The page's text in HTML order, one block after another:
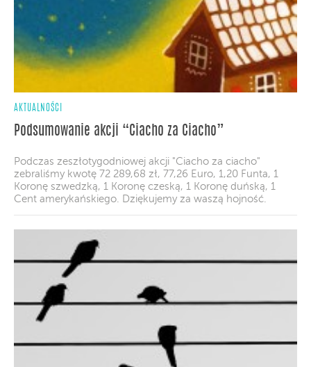
AKTUALNOŚCI
Podsumowanie akcji “Ciacho za Ciacho”
Podczas zeszłotygodniowej akcji "Ciacho za ciacho"
zebraliśmy kwotę 72 289,68 zł, 77,26 Euro, 1,20 Funta, 1
Koronę szwedzką, 1 Koronę czeską, 1 Koronę duńską, 1
Cent amerykańskiego. Dziękujemy za waszą hojność.